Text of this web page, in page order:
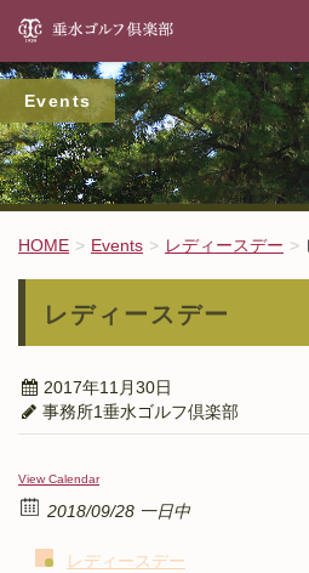
Events
HOME Events レディースデー
レディースデー
2017年11月30日
事務所1垂水ゴルフ倶楽部
View Calendar
2018/09/28 一日中
レディースデー